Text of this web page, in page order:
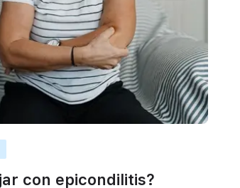
con epicondilitis?